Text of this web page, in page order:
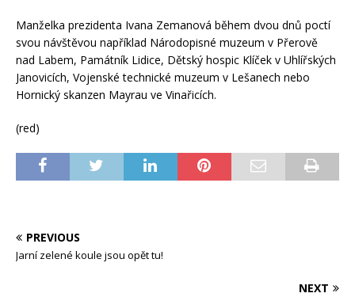
Manželka prezidenta Ivana Zemanová během dvou dnů poctí
svou návštěvou například Národopisné muzeum v Přerově
nad Labem, Památník Lidice, Dětský hospic Klíček v Uhlířských
Janovicích, Vojenské technické muzeum v Lešanech nebo
Hornický skanzen Mayrau ve Vinařicích.
(red)
PREVIOUS
Jarní zelené koule jsou opět tu!
NEXT